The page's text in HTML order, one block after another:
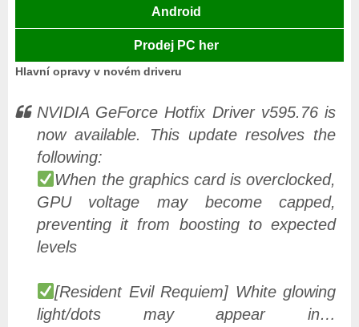
Android
Prodej PC her
Hlavní opravy v novém driveru
NVIDIA GeForce Hotfix Driver v595.76 is
now available. This update resolves the
following:
When the graphics card is overclocked,
GPU voltage may become capped,
preventing it from boosting to expected
levels
[Resident Evil Requiem] White glowing
light/dots may appear in…